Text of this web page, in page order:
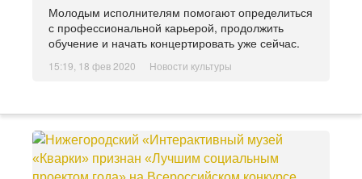
Молодым исполнителям помогают определиться
с профессиональной карьерой, продолжить
обучение и начать концертировать уже сейчас.
15:19, 18 фев 2020 Новости культуры